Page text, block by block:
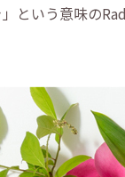
」という意味の